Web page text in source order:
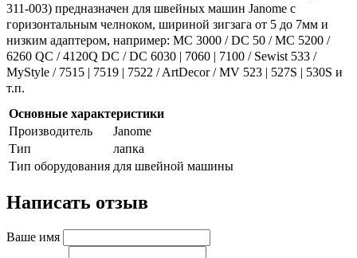
311-003) предназначен для швейных машин Janome с
горизонтальным челноком, шириной зигзага от 5 до 7мм и
низким адаптером, например: MC 3000 / DC 50 / MC 5200 /
6260 QC / 4120Q DC / DC 6030 | 7060 | 7100 / Sewist 533 /
MyStyle / 7515 | 7519 | 7522 / ArtDecor / MV 523 | 527S | 530S и
т.п.
Основные характеристики
Производитель
Janome
Тип
лапка
Тип оборудования для швейной машины
Написать отзыв
Ваше имя